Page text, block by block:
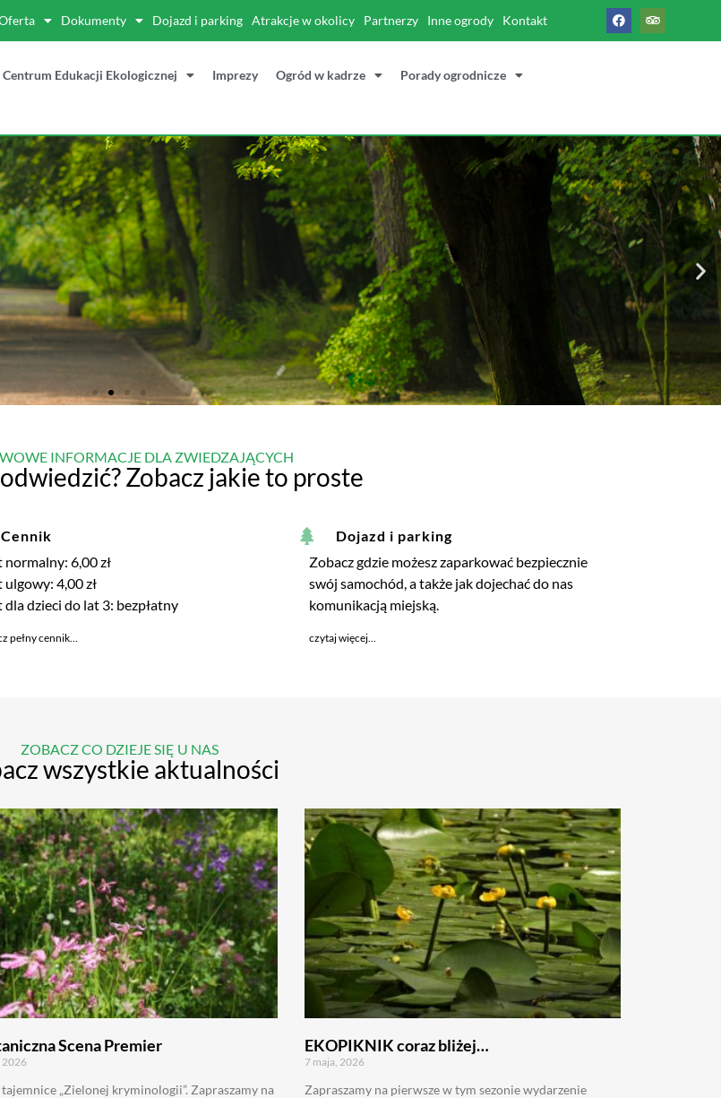
Dokumenty Dojazd i parking Atrakcje w okolicy Partnerzy Inne ogrody Kontakt
Centrum Edukacji Ekologicznej Imprezy Ogród w kadrze Porady ogrodnicze
INFORMACJE DLA ZWIEDZAJĄCYCH
Zobacz jakie to proste
Cennik
normalny: 6,00 zł
ulgowy: 4,00 zł
dla dzieci do lat 3: bezpłatny
pełny cennik...
Dojazd i parking
Zobacz gdzie możesz zaparkować bezpiecznie
swój samochód, a także jak dojechać do nas
komunikacją miejską.
czytaj więcej...
ZOBACZ CO DZIEJE SIĘ U NAS
wszystkie aktualności
Scena Premier
2026
„Zielonej kryminologii”. Zapraszamy na
EKOPIKNIK coraz bliżej…
7 maja, 2026
Zapraszamy na pierwsze w tym sezonie wydarzenie